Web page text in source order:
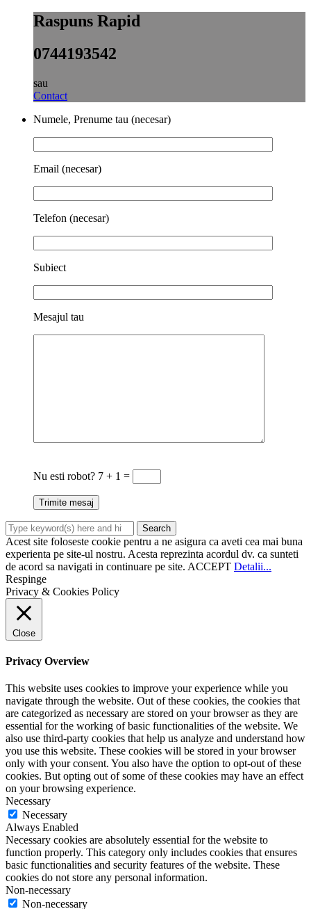
Raspuns Rapid
0744193542
sau
Contact
Numele, Prenume tau (necesar)
Email (necesar)
Telefon (necesar)
Subiect
Mesajul tau
Nu esti robot? 7 + 1 =
Acest site foloseste cookie pentru a ne asigura ca aveti cea mai buna
experienta pe site-ul nostru. Acesta reprezinta acordul dv. ca sunteti
de acord sa navigati in continuare pe site. ACCEPT Detalii...
Respinge
Privacy & Cookies Policy
Close
Privacy Overview
This website uses cookies to improve your experience while you
navigate through the website. Out of these cookies, the cookies that
are categorized as necessary are stored on your browser as they are
essential for the working of basic functionalities of the website. We
also use third-party cookies that help us analyze and understand how
you use this website. These cookies will be stored in your browser
only with your consent. You also have the option to opt-out of these
cookies. But opting out of some of these cookies may have an effect
on your browsing experience.
Necessary
Necessary
Always Enabled
Necessary cookies are absolutely essential for the website to
function properly. This category only includes cookies that ensures
basic functionalities and security features of the website. These
cookies do not store any personal information.
Non-necessary
Non-necessary